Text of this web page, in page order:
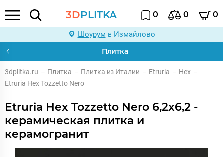
3DPLITKA 0 0 0
Шоурум в Измайлово
Плитка
3dplitka.ru – Плитка – Плитка из Италии – Etruria – Hex –
Etruria Hex Tozzetto Nero
Etruria Hex Tozzetto Nero 6,2x6,2 -
керамическая плитка и
керамогранит